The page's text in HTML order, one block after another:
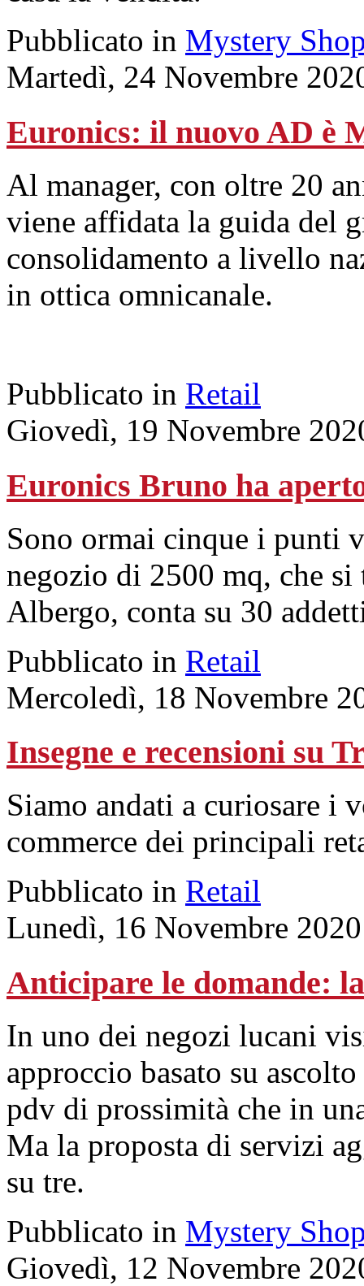
Pubblicato in Mystery
Martedì, 24 Novembre
Euronics: il nuovo AD è
Al manager, con oltre 20
viene affidata la guida del
consolidamento a livello
in ottica omnicanale.
Pubblicato in Retail
Giovedì, 19 Novembre
Euronics Bruno ha
Sono ormai cinque i punti
negozio di 2500 mq, che
Albergo, conta su 30
Pubblicato in Retail
Mercoledì, 18 Novembre
Insegne e recensioni su
Siamo andati a curiosare i
commerce dei principali
Pubblicato in Retail
Lunedì, 16 Novembre
Anticipare le domande:
In uno dei negozi lucani
approccio basato su
pdv di prossimità che in
Ma la proposta di servizi
su tre.
Pubblicato in Mystery
Giovedì, 12 Novembre